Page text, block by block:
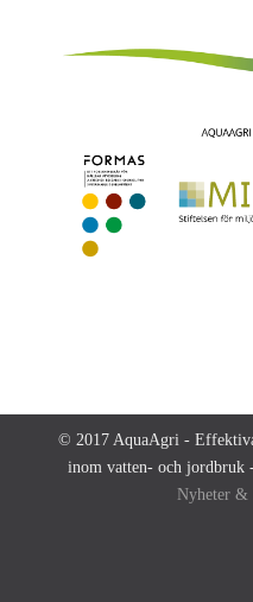
© 2017 AquaAgri -
inom vatten- och jordbruk
Nyheter &